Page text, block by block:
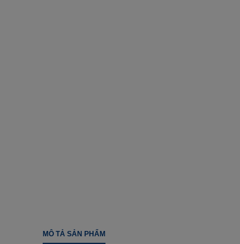
MÔ TẢ SẢN PHẨM